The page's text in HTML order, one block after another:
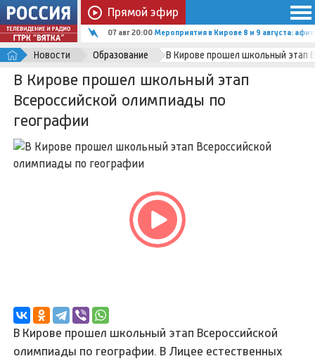
Прямой эфир
07 авг 20:00 Мероприятия в Кирове 8 и 9 августа:
Новости Образование В Кирове прошел школьный этап
В Кирове прошел школьный этап
Всероссийской олимпиады по
географии
В Кирове прошел школьный этап Всероссийской
олимпиады по географии. В Лицее естественных